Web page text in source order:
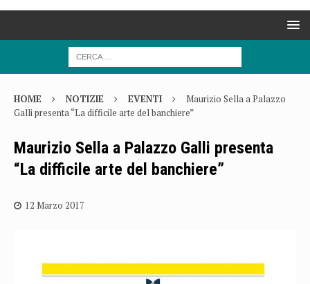
HOME NOTIZIE EVENTI
Maurizio Sella a Palazzo
Galli presenta “La difficile arte del banchiere”
Maurizio Sella a Palazzo Galli presenta
“La difficile arte del banchiere”
12 Marzo 2017